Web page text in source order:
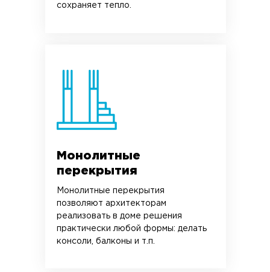
сохраняет тепло.
Монолитные перекрытия
позволяют архитекторам
реализовать в доме решения
практически любой формы: делать
консоли, балконы и т.п.
Монолитные
перекрытия